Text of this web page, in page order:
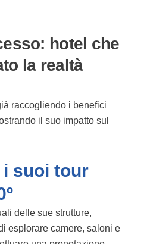
hotel che
la realtà
raccogliendo i benefici
il suo impatto sul
i suoi tour
delle sue strutture,
esplorare camere, saloni e